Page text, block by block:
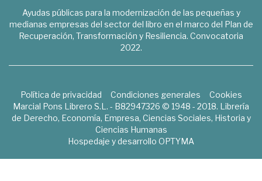
Ayudas públicas para la modernización de las pequeñas y
medianas empresas del sector del libro en el marco del Plan de
Recuperación, Transformación y Resiliencia. Convocatoria
2022.
Política de privacidad Condiciones generales
Cookies
Marcial Pons Librero S.L. - B82947326 © 1948 - 2018. Librería
de Derecho, Economía, Empresa, Ciencias Sociales, Historia y
Ciencias Humanas
Hospedaje y desarrollo OPTYMA